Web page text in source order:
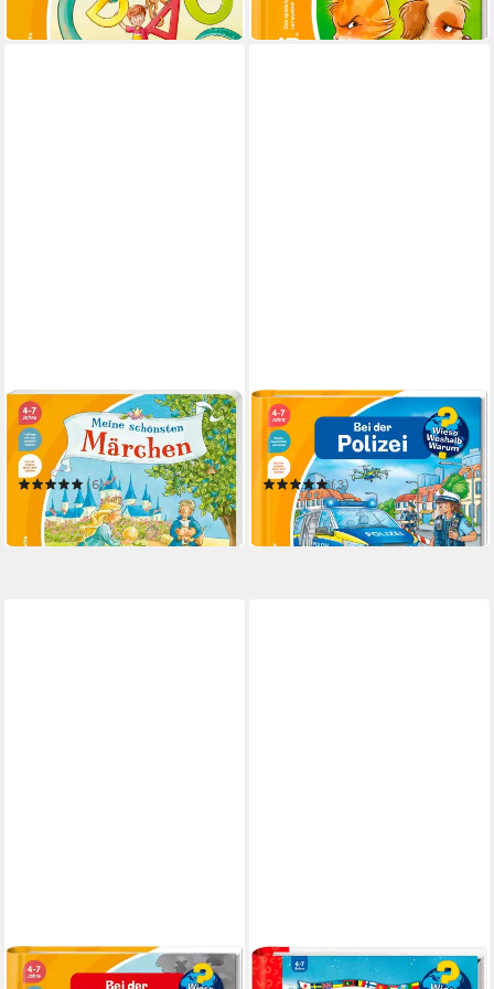
in 1-2 Werktagen bei dir
RAVENSBURGER
tiptoi® Meine schönsten
Märchen /
(6)
19,99 €
in 1-2 Werktagen bei dir
RAVENSBURGER
tiptoi® Wieso? Weshalb?
Warum? Bei der Polizei /
(3)
19,99 €
in 1-2 Werktagen bei dir
RAVENSBURGER
RAVENSBURGER